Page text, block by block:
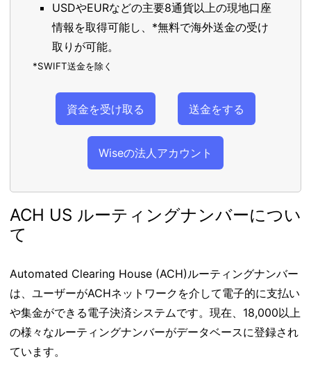
USDやEURなどの主要8通貨以上の現地口座
情報を取得可能し、*無料で海外送金の受け
取りが可能。
*SWIFT送金を除く
資金を受け取る 送金をする
Wiseの法人アカウント
ACH US ルーティングナンバーについ
て
Automated Clearing House (ACH)ルーティングナンバー
は、ユーザーがACHネットワークを介して電子的に支払い
や集金ができる電子決済システムです。現在、18,000以上
の様々なルーティングナンバーがデータベースに登録され
ています。